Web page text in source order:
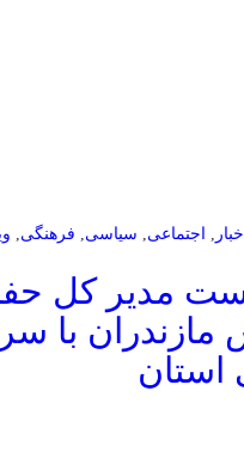
اجتماعی سیاسی فرهنگی
مدیر کل
مازندران
استان